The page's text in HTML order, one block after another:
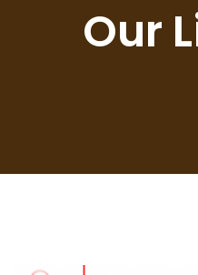
Our